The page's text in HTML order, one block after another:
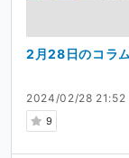
2024/02/28 21:52
9
2月28日のコラ